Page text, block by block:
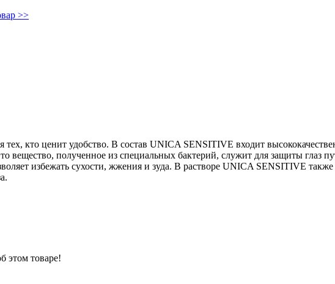
>>
кто ценит удобство. В состав UNICA SENSITIVE входит
вещество, полученное из специальных бактерий, служит для защиты глаз
избежать сухости, жжения и зуда. В растворе UNICA SENSITIVE
этом товаре!